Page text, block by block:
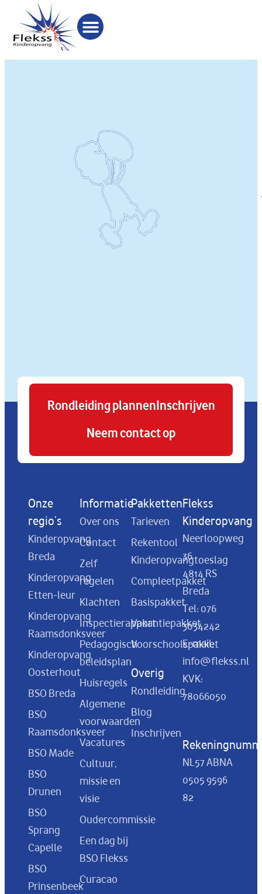
Rondleiding plannenInschrijven
Neem contact op
Onze
regio's
Kinderopvang
Breda
Kinderopvang
Etten-leur
Kinderopvang
Raamsdonksveer
Kinderopvang
Oosterhout
BSO Breda
BSO
Raamsdonksveer
BSO Made
BSO
Drunen
BSO
Sprang
Capelle
BSO
Prinsenbeek
Informatie
Over ons
Contact
Zelf
regelen
Klachten
Inspectierapport
Pedagogisch
beleidsplan
Huisregels
Algemene
voorwaarden
Vacatures
Cultuur,
missie en
visie
Oudercommissie
Een dag bij
BSO Flekss
Curacao
Pakketten
Tarieven
Rekentool
Kinderopvangtoeslag
Compleetpakket
Basispakket
Vakantiepakket
Voorschoolspakket
Overig
Rondleiding
Blog
Inschrijven
Flekss
Kinderopvang
Neerloopweg
36
4814 RS
Breda
Tel: 076
3034242
E-mail:
info@flekss.nl
KVK:
78066050
NL57 ABNA
0505 9596
82